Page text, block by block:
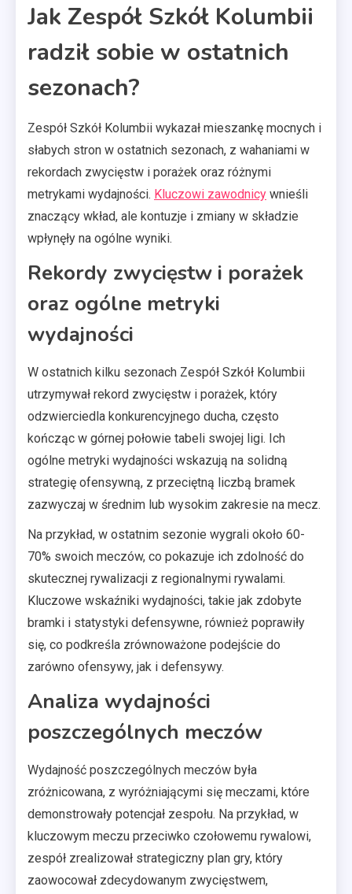
Jak Zespół Szkół Kolumbii
radził sobie w ostatnich
sezonach?
Zespół Szkół Kolumbii wykazał mieszankę mocnych i
słabych stron w ostatnich sezonach, z wahaniami w
rekordach zwycięstw i porażek oraz różnymi
metrykami wydajności. Kluczowi zawodnicy wnieśli
znaczący wkład, ale kontuzje i zmiany w składzie
wpłynęły na ogólne wyniki.
Rekordy zwycięstw i porażek
oraz ogólne metryki
wydajności
W ostatnich kilku sezonach Zespół Szkół Kolumbii
utrzymywał rekord zwycięstw i porażek, który
odzwierciedla konkurencyjnego ducha, często
kończąc w górnej połowie tabeli swojej ligi. Ich
ogólne metryki wydajności wskazują na solidną
strategię ofensywną, z przeciętną liczbą bramek
zazwyczaj w średnim lub wysokim zakresie na mecz.
Na przykład, w ostatnim sezonie wygrali około 60-
70% swoich meczów, co pokazuje ich zdolność do
skutecznej rywalizacji z regionalnymi rywalami.
Kluczowe wskaźniki wydajności, takie jak zdobyte
bramki i statystyki defensywne, również poprawiły
się, co podkreśla zrównoważone podejście do
zarówno ofensywy, jak i defensywy.
Analiza wydajności
poszczególnych meczów
Wydajność poszczególnych meczów była
zróżnicowana, z wyróżniającymi się meczami, które
demonstrowały potencjał zespołu. Na przykład, w
kluczowym meczu przeciwko czołowemu rywalowi,
zespół zrealizował strategiczny plan gry, który
zaowocował zdecydowanym zwycięstwem,